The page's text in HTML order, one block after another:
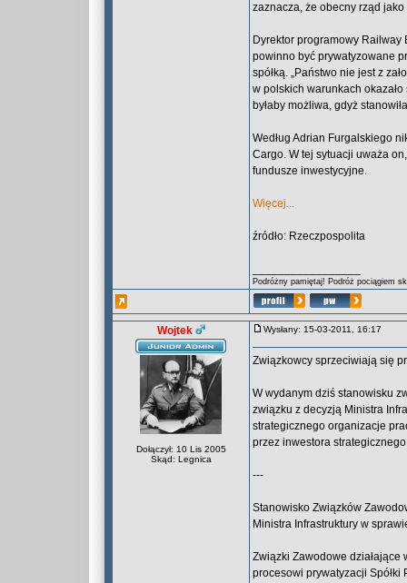
zaznacza, że obecny rząd
Dyrektor programowy Railway
powinno być prywatyzowane
spółką. „Państwo nie jest z
w polskich warunkach
byłaby możliwa, gdyż
Według Adrian Furgalskiego
Cargo. W tej sytuacji uważa
fundusze inwestycyjne.
Więcej...
źródło: Rzeczpospolita
Podróżny pamiętaj! Podróż pociągiem
Wojtek
Dołączył: 10 Lis 2005
Skąd: Legnica
Wysłany: 15-03-2011, 16:17
Związkowcy sprzeciwiają się
W wydanym dziś stanowisku
związku z decyzją Ministra
strategicznego organizacje
przez inwestora
---
Stanowisko Związków
Ministra Infrastruktury w
Związki Zawodowe działające
procesowi prywatyzacji Spółki